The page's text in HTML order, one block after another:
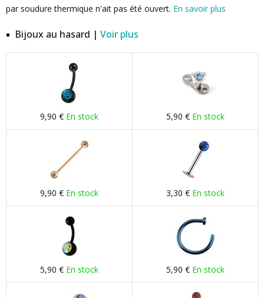
par soudure thermique n'ait pas été ouvert. En savoir plus
Bijoux au hasard | Voir plus
9,90 € En stock 5,90 € En stock
9,90 € En stock 3,30 € En stock
5,90 € En stock 5,90 € En stock